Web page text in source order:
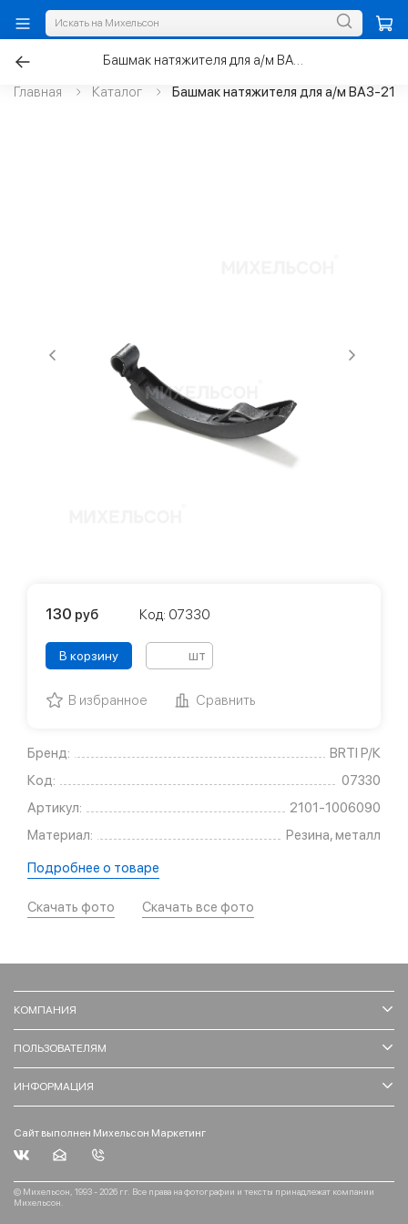
Главная Каталог Башмак натяжителя для а/м ВАЗ-
Башмак натяжителя для а/м ВАЗ-2101 цепи ГРМ
Бренд:
BRTI Р/К
Код:
07330
Артикул:
2101-1006090
Материал:
Резина, металл
Подробнее о товаре
Скачать фото Скачать все фото
130 руб Код: 07330
В корзину шт
В избранное Сравнить
КОМПАНИЯ
ПОЛЬЗОВАТЕЛЯМ
ИНФОРМАЦИЯ
Сайт выполнен Михельсон Маркетинг
© Михельсон, 1993 - 2026 гг. Все права на фотографии и тексты принадлежат компании
Михельсон.